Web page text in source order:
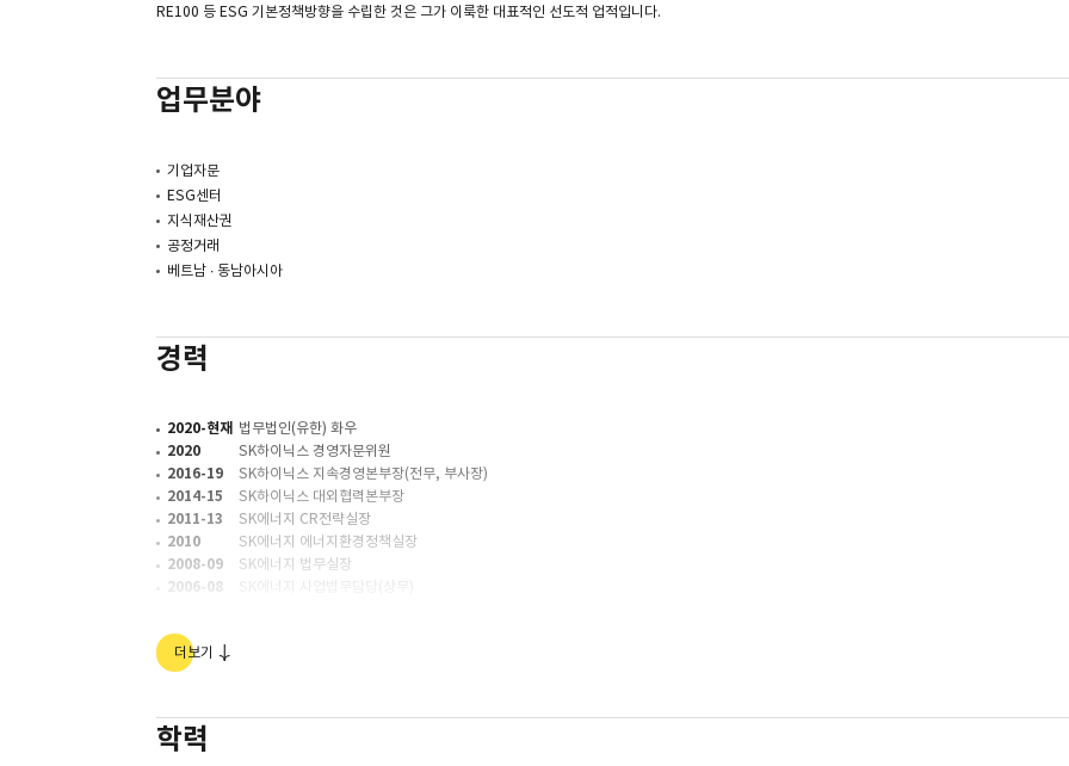
RE100 등 ESG 기본정책방향을 수립한 것은 그가 이룩한 대표적인 선도적 업적입니다.
업무분야
기업자문
ESG센터
지식재산권
공정거래
베트남 ∙ 동남아시아
경력
2020-현재 법무법인(유한) 화우
2020
SK하이닉스 경영자문위원
2016-19
SK하이닉스 지속경영본부장(전무, 부사장)
2014-15
SK하이닉스 대외협력본부장
2011-13
SK에너지 CR전략실장
2010
SK에너지 에너지환경정책실장
2008-09
SK에너지 법무실장
2006-08
SK에너지 사업법무담당(상무)
2001-05
2000-05
1997-00
더보기
학력